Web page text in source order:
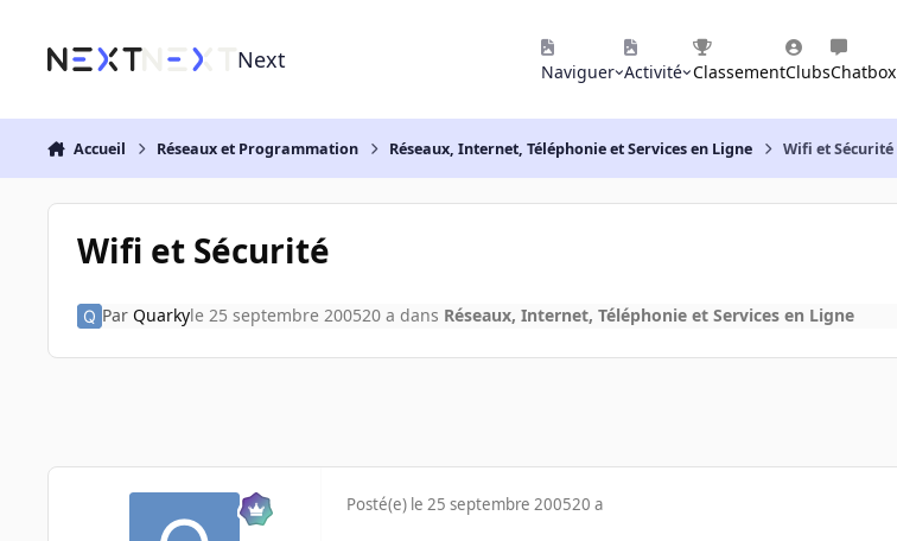
Next Naviguer Activité ClassementClubsChatbox
Accueil Réseaux et Programmation Réseaux, Internet, Téléphonie et Services en Ligne Wifi et Sécurité
Wifi et Sécurité
Par Quarkyle 25 septembre 200520 a dans Réseaux, Internet, Téléphonie et Services en Ligne
Posté(e) le 25 septembre 200520 a